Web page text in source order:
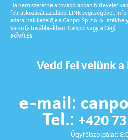
Vedd fel velünk
e-mail:
Tel.: +420
Ügyfélszolgálat:
Ha nem szeretne a továbbiakban hírlevelet
feliratkozását az alábbi LINK segítségével.
adatainak kezelője a Canpol Sp. z o. o.,
Varsó (a továbbiakban: Canpol vagy a Cég).
BŐVÍTÉS